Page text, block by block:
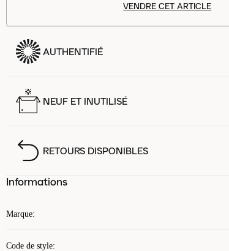
VENDRE CET ARTICLE
AUTHENTIFIÉ
NEUF ET INUTILISÉ
RETOURS DISPONIBLES
Informations
Marque:
Code de style: